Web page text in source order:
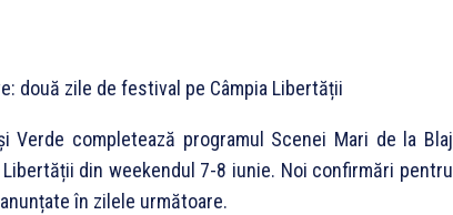
două zile de festival pe Câmpia Libertății
Verde completează programul Scenei Mari de la Blaj
din weekendul 7-8 iunie. Noi confirmări pentru
în zilele următoare.